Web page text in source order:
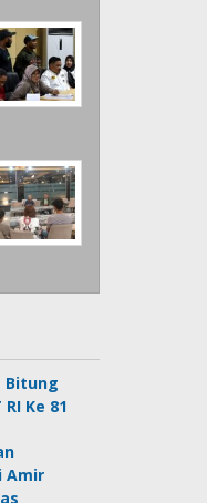
Bitung
Ke 81
Amir